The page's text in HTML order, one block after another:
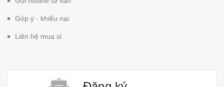
Góp ý - khiếu nại
Liên hệ mua sỉ